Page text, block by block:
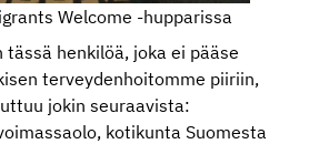
Welcome -hupparissa
henkilöä, joka ei pääse
terveydenhoitomme piiriin,
jokin seuraavista:
kotikunta Suomesta